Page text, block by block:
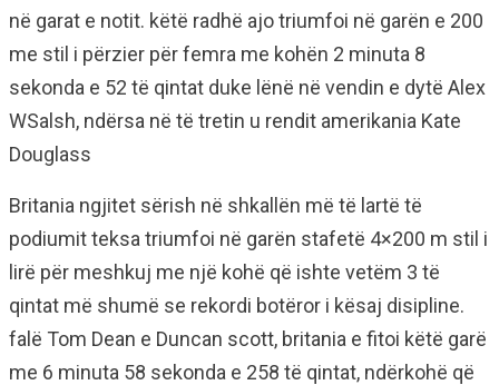
në garat e notit. këtë radhë ajo triumfoi në garën e 200
me stil i përzier për femra me kohën 2 minuta 8
sekonda e 52 të qintat duke lënë në vendin e dytë Alex
WSalsh, ndërsa në të tretin u rendit amerikania Kate
Douglass
Britania ngjitet sërish në shkallën më të lartë të
podiumit teksa triumfoi në garën stafetë 4×200 m stil i
lirë për meshkuj me një kohë që ishte vetëm 3 të
qintat më shumë se rekordi botëror i kësaj disipline.
falë Tom Dean e Duncan scott, britania e fitoi këtë garë
me 6 minuta 58 sekonda e 258 të qintat, ndërkohë që